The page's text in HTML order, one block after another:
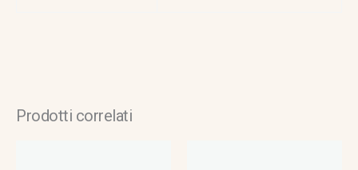
Prodotti correlati